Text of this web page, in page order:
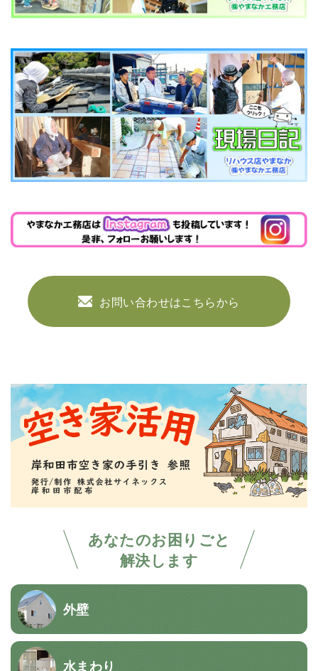
あなたのお困りごと
解決します
外壁
水まわり
お問い合わせはこちらから